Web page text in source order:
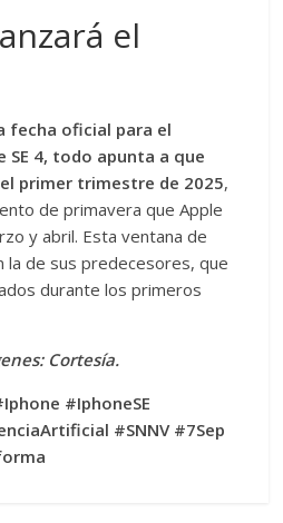
el
fecha oficial para el
SE 4, todo apunta a que
primer trimestre de 2025,
de primavera que Apple
y abril. Esta ventana de
la de sus predecesores, que
durante los primeros
Cortesía.
#IphoneSE
#SNNV #7Sep